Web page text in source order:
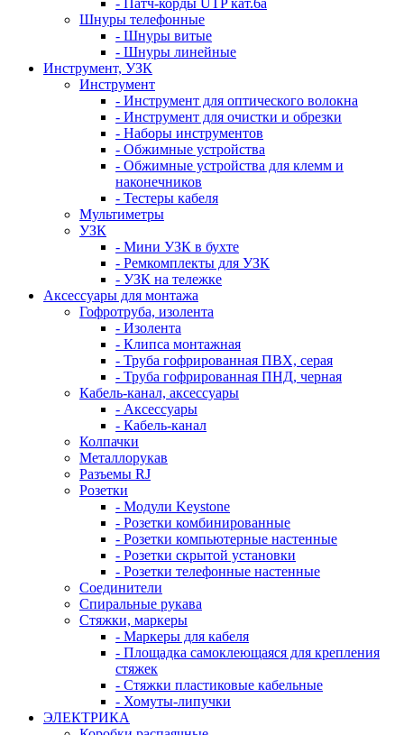
- Патч-корды UTP кат.6а
Шнуры телефонные
- Шнуры витые
- Шнуры линейные
Инструмент, УЗК
Инструмент
- Инструмент для оптического волокна
- Инструмент для очистки и обрезки
- Наборы инструментов
- Обжимные устройства
- Обжимные устройства для клемм и
наконечников
- Тестеры кабеля
Мультиметры
УЗК
- Мини УЗК в бухте
- Ремкомплекты для УЗК
- УЗК на тележке
Аксессуары для монтажа
Гофротруба, изолента
- Изолента
- Клипса монтажная
- Труба гофрированная ПВХ, серая
- Труба гофрированная ПНД, черная
Кабель-канал, аксессуары
- Аксессуары
- Кабель-канал
Колпачки
Металлорукав
Разъемы RJ
Розетки
- Модули Keystone
- Розетки комбинированные
- Розетки компьютерные настенные
- Розетки скрытой установки
- Розетки телефонные настенные
Соединители
Спиральные рукава
Стяжки, маркеры
- Маркеры для кабеля
- Площадка самоклеющаяся для крепления
стяжек
- Стяжки пластиковые кабельные
- Хомуты-липучки
ЭЛЕКТРИКА